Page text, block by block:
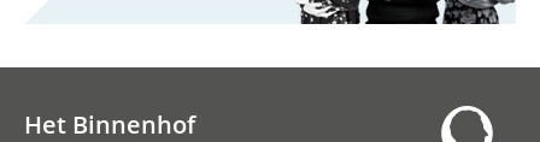
Het Binnenhof